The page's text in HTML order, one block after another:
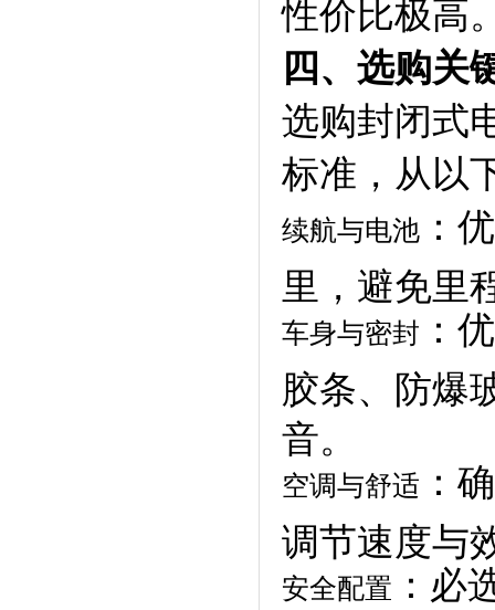
性价比极高
四、选购关
选购封闭式
标准，从以
续航与电池 ：
里，避免里
车身与密封 ：
胶条、防爆
音。
空调与舒适 ：
调节速度与
安全配置 ：必